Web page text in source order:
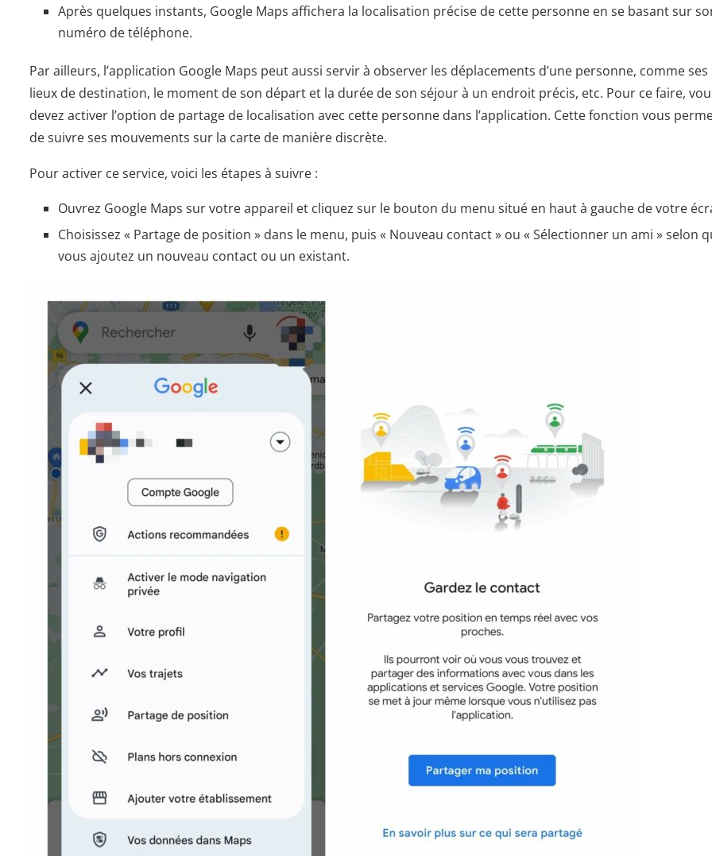
Après quelques instants, Google Maps affichera la localisation précise de cette personne en se basant sur
numéro de téléphone.
Par ailleurs, l’application Google Maps peut aussi servir à observer les déplacements d’une personne, comme ses
lieux de destination, le moment de son départ et la durée de son séjour à un endroit précis, etc. Pour ce faire,
devez activer l’option de partage de localisation avec cette personne dans l’application. Cette fonction vous
de suivre ses mouvements sur la carte de manière discrète.
Pour activer ce service, voici les étapes à suivre :
Ouvrez Google Maps sur votre appareil et cliquez sur le bouton du menu situé en haut à gauche de votre
Choisissez « Partage de position » dans le menu, puis « Nouveau contact » ou « Sélectionner un ami » selon
vous ajoutez un nouveau contact ou un existant.